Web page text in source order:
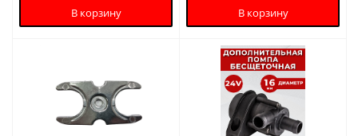
В корзину В корзину